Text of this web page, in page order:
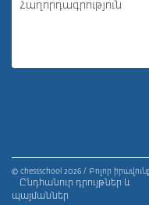
© chessschool 2026 / Բոլոր
Ընդհանուր դրույթներ և
պայմաններ